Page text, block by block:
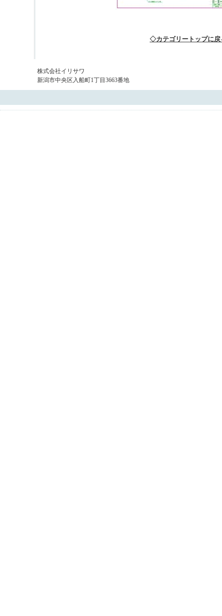
◇カテゴリートップに戻
株式会社イリサワ
新潟市中央区入船町1丁目3663番地